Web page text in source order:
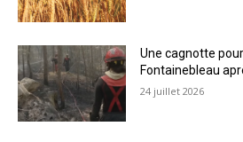
Une cagnotte
Fontainebleau
24 juillet 2026